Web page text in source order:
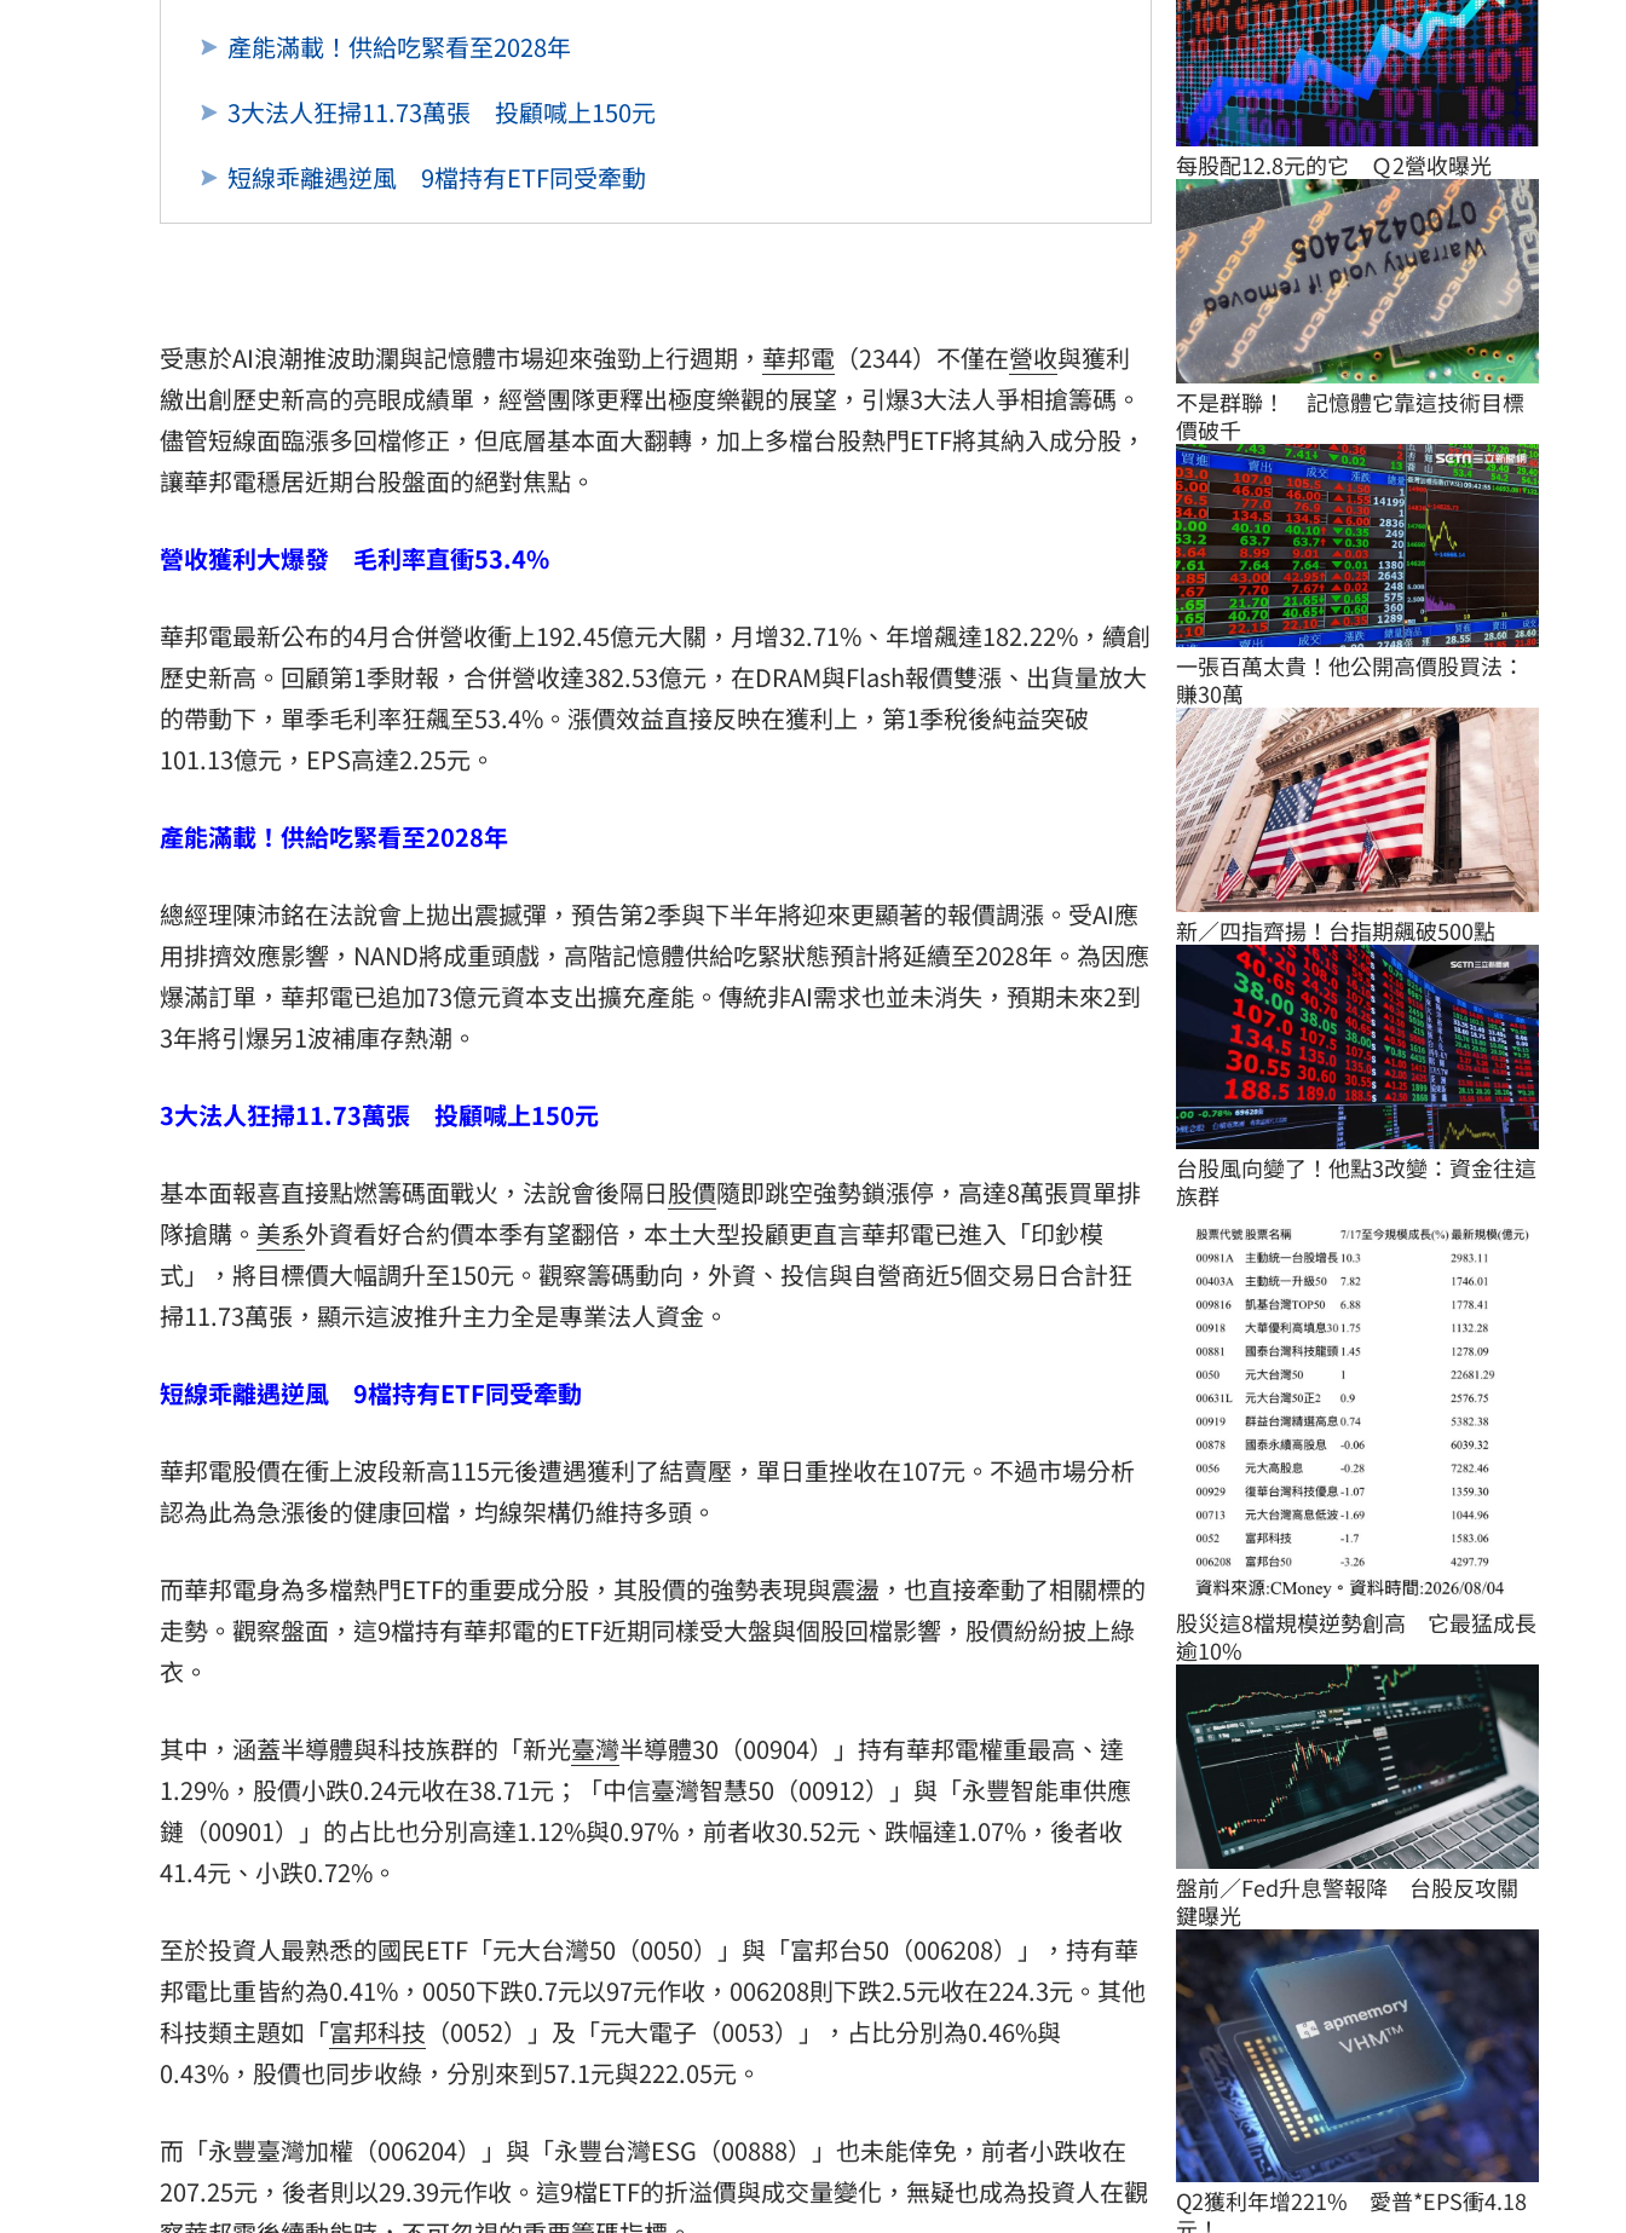
產能滿載！供給吃緊看至2028年
3大法人狂掃11.73萬張 投顧喊上150元
短線乖離遇逆風 9檔持有ETF同受牽動
受惠於AI浪潮推波助瀾與記憶體市場迎來強勁上行週期， 華邦電 （2344）不僅在營收與獲利
繳出創歷史新高的亮眼成績單，經營團隊更釋出極度樂觀的展望，引爆3大法人爭相搶籌碼。
儘管短線面臨漲多回檔修正，但底層基本面大翻轉，加上多檔台股熱門ETF將其納入成分股，
讓華邦電穩居近期台股盤面的絕對焦點。
營收獲利大爆發 毛利率直衝53.4%
華邦電最新公布的4月合併營收衝上192.45億元大關，月增32.71%、年增飆達182.22%，續創
歷史新高。回顧第1季財報，合併營收達382.53億元，在DRAM與Flash報價雙漲、出貨量放大
的帶動下，單季毛利率狂飆至53.4%。漲價效益直接反映在獲利上，第1季稅後純益突破
101.13億元，EPS高達2.25元。
產能滿載！供給吃緊看至2028年
總經理陳沛銘在法說會上拋出震撼彈，預告第2季與下半年將迎來更顯著的報價調漲。受AI應
用排擠效應影響，NAND將成重頭戲，高階記憶體供給吃緊狀態預計將延續至2028年。為因應
爆滿訂單，華邦電已追加73億元資本支出擴充產能。傳統非AI需求也並未消失，預期未來2到
3年將引爆另1波補庫存熱潮。
3大法人狂掃11.73萬張 投顧喊上150元
基本面報喜直接點燃籌碼面戰火，法說會後隔日股價隨即跳空強勢鎖漲停，高達8萬張買單排
隊搶購。 美系外資看好合約價本季有望翻倍，本土大型投顧更直言華邦電已進入「印鈔模
式」，將目標價大幅調升至150元。觀察籌碼動向，外資、投信與自營商近5個交易日合計狂
掃11.73萬張，顯示這波推升主力全是專業法人資金。
短線乖離遇逆風 9檔持有ETF同受牽動
華邦電股價在衝上波段新高115元後遭遇獲利了結賣壓，單日重挫收在107元。不過市場分析
認為此為急漲後的健康回檔，均線架構仍維持多頭。
而華邦電身為多檔熱門ETF的重要成分股，其股價的強勢表現與震盪，也直接牽動了相關標的
走勢。觀察盤面，這9檔持有華邦電的ETF近期同樣受大盤與個股回檔影響，股價紛紛披上綠
衣。
其中，涵蓋半導體與科技族群的「新光臺灣半導體30（00904）」持有華邦電權重最高、達
1.29%，股價小跌0.24元收在38.71元；「中信臺灣智慧50（00912）」與「永豐智能車供應
鏈（00901）」的占比也分別高達1.12%與0.97%，前者收30.52元、跌幅達1.07%，後者收
41.4元、小跌0.72%。
至於投資人最熟悉的國民ETF「元大台灣50（0050）」與「富邦台50（006208）」，持有華
邦電比重皆約為0.41%，0050下跌0.7元以97元作收，006208則下跌2.5元收在224.3元。其他
科技類主題如「富邦科技 （0052）」及「元大電子（0053）」，占比分別為0.46%與
0.43%，股價也同步收綠，分別來到57.1元與222.05元。
而「永豐臺灣加權（006204）」與「永豐台灣ESG（00888）」也未能倖免，前者小跌收在
207.25元，後者則以29.39元作收。這9檔ETF的折溢價與成交量變化，無疑也成為投資人在觀
每股配12.8元的它　Ｑ2營收曝光
不是群聯！　記憶體它靠這技術目標
價破千
一張百萬太貴！他公開高價股買法：
賺30萬
新／四指齊揚！台指期飆破500點
台股風向變了！他點3改變：資金往這
族群
股災這8檔規模逆勢創高　它最猛成長
逾10%
盤前／Fed升息警報降　台股反攻關
鍵曝光
Q2獲利年增221%　愛普*EPS衝4.18